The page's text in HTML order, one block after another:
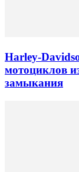
Harley-
мотоциклов
замыкания